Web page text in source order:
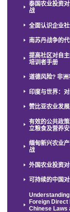
泰国农业投资
战
全面认识企业
南苏丹战争的
提高社区对自
培训者手册
道德风险? 非
印度与世界：
赞比亚农业发
有效的公共政
立粮食及营养
缅甸新兴农业
战
外国农业投资
可持续的中国
Foreign Direct
Chinese Laws